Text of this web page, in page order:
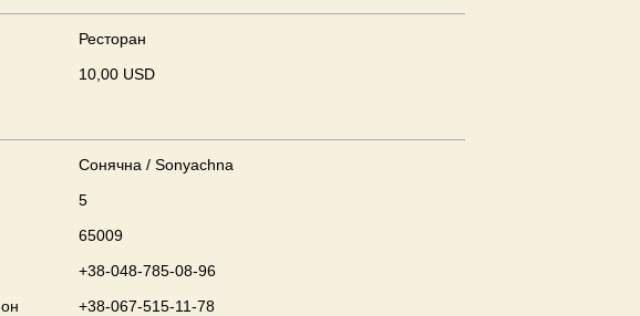
Ресторан
10,00 USD
Сонячна / Sonyachna
5
65009
+38-048-785-08-96
+38-067-515-11-78